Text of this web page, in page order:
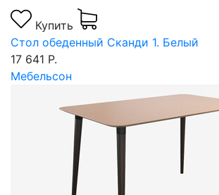
Купить
Стол обеденный Сканди 1. Белый
17 641 Р.
Мебельсон